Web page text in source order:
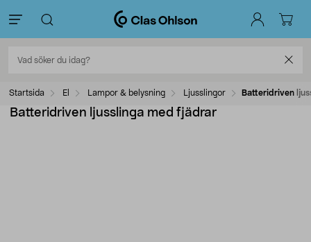
Startsida El Lampor & belysning Ljusslingor Batteridriven
Batteridriven ljusslinga med fjädrar